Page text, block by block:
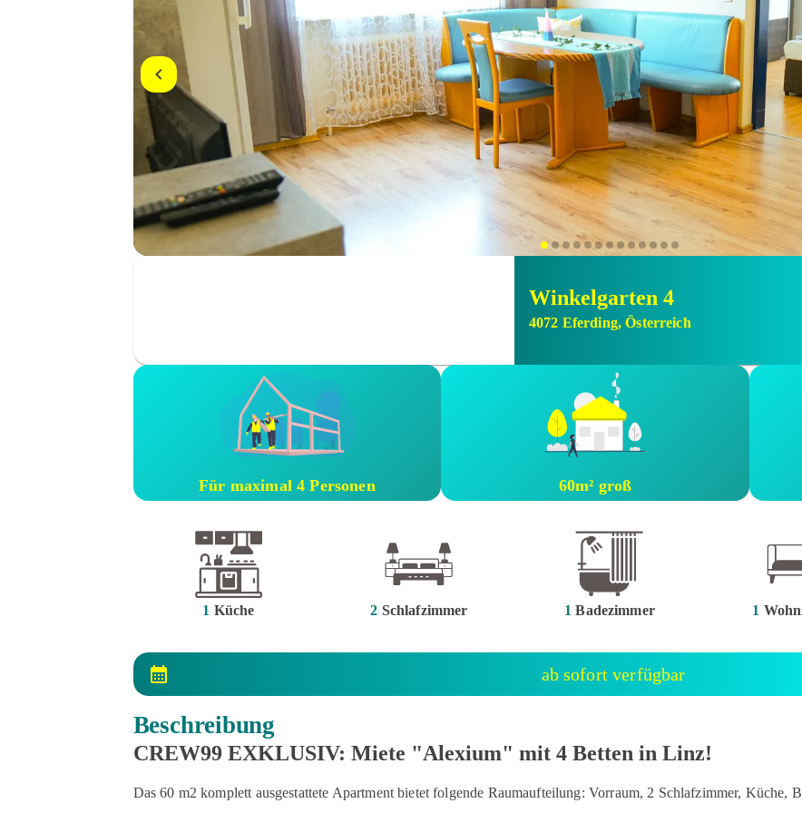
Winkelgarten 4
4072 Eferding,Österreich
Für maximal 4 Personen 60m² groß
1 Küche 2 Schlafzimmer 1 Badezimmer 1
ab sofort verfügbar
Beschreibung
CREW99 EXKLUSIV: Miete "Alexium" mit 4 Betten in Linz!
Das 60 m2 komplett ausgestattete Apartment bietet folgende Raumaufteilung: Vorraum, 2 Schlafzimmer, Küche,